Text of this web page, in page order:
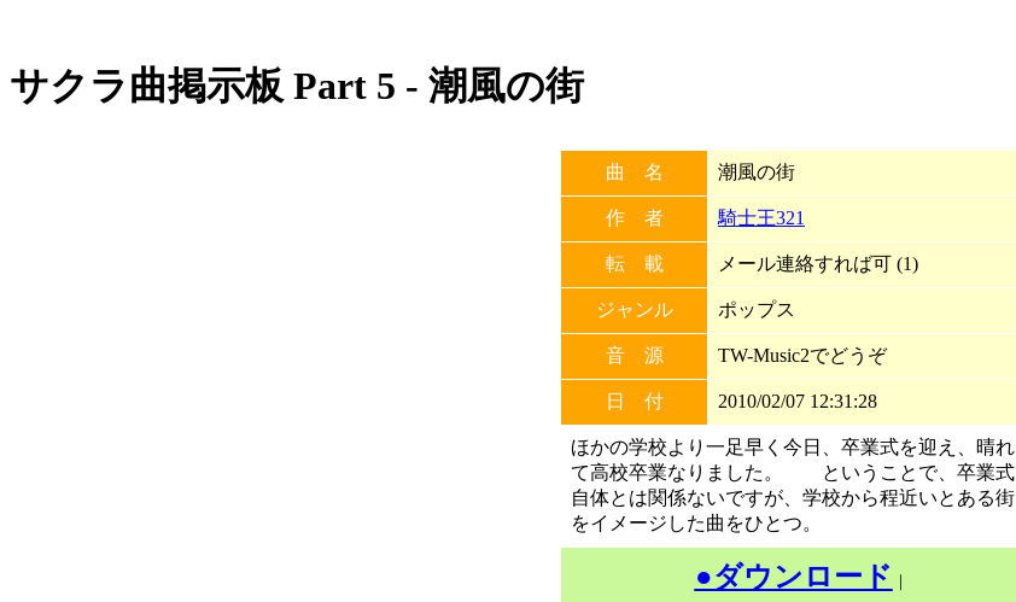
サクラ曲掲示板 Part 5 - 潮風の街
曲 名 潮風の街
作 者 騎士王321
転 載 メール連絡すれば可 (1)
ジャンル ポップス
音 源 TW-Music2でどうぞ
日 付 2010/02/07 12:31:28
ほかの学校より一足早く今日、卒業式を迎え、晴れ
て高校卒業なりました。 ということで、卒業式
自体とは関係ないですが、学校から程近いとある街
をイメージした曲をひとつ。
●ダウンロード ｜